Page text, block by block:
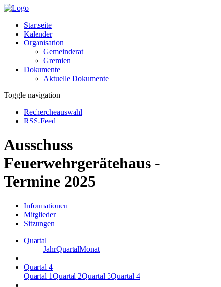
Startseite
Kalender
Organisation
Gemeinderat
Gremien
Dokumente
Aktuelle Dokumente
Toggle navigation
Rechercheauswahl
RSS-Feed
Ausschuss
Feuerwehrgerätehaus -
Termine 2025
Informationen
Mitglieder
Sitzungen
Quartal
JahrQuartalMonat
Quartal 4
Quartal 1Quartal 2Quartal 3Quartal 4